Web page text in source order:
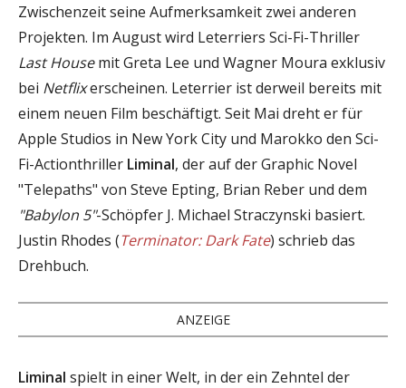
Zwischenzeit seine Aufmerksamkeit zwei anderen
Projekten. Im August wird Leterriers Sci-Fi-Thriller
Last Housemit Greta Lee und Wagner Moura exklusiv
bei Netflixerscheinen. Leterrier ist derweil bereits mit
einem neuen Film beschäftigt. Seit Mai dreht er für
Apple Studios in New York City und Marokko den Sci-
Fi-Actionthriller Liminal, der auf der Graphic Novel
"Telepaths" von Steve Epting, Brian Reber und dem
"Babylon 5"-Schöpfer J. Michael Straczynski basiert.
Justin Rhodes (Terminator: Dark Fate) schrieb das
Drehbuch.
ANZEIGE
Liminal spielt in einer Welt, in der ein Zehntel der